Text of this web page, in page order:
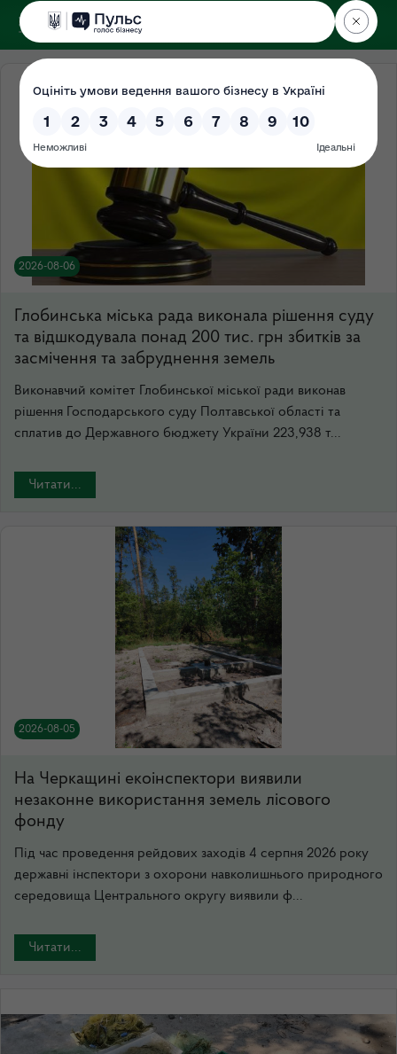
ДЕРЖЕКОІНСПЕКЦІЯ
Центрального округу
2026-08-06
Глобинська міська рада виконала рішення суду
та відшкодувала понад 200 тис. грн збитків за
засмічення та забруднення земель
Виконавчий комітет Глобинської міської ради виконав
рішення Господарського суду Полтавської області та
сплатив до Державного бюджету України 223,938 т...
Читати...
2026-08-05
На Черкащині екоінспектори виявили
незаконне використання земель лісового
фонду
Під час проведення рейдових заходів 4 серпня 2026 року
державні інспектори з охорони навколишнього природного
середовища Центрального округу виявили ф...
Читати...